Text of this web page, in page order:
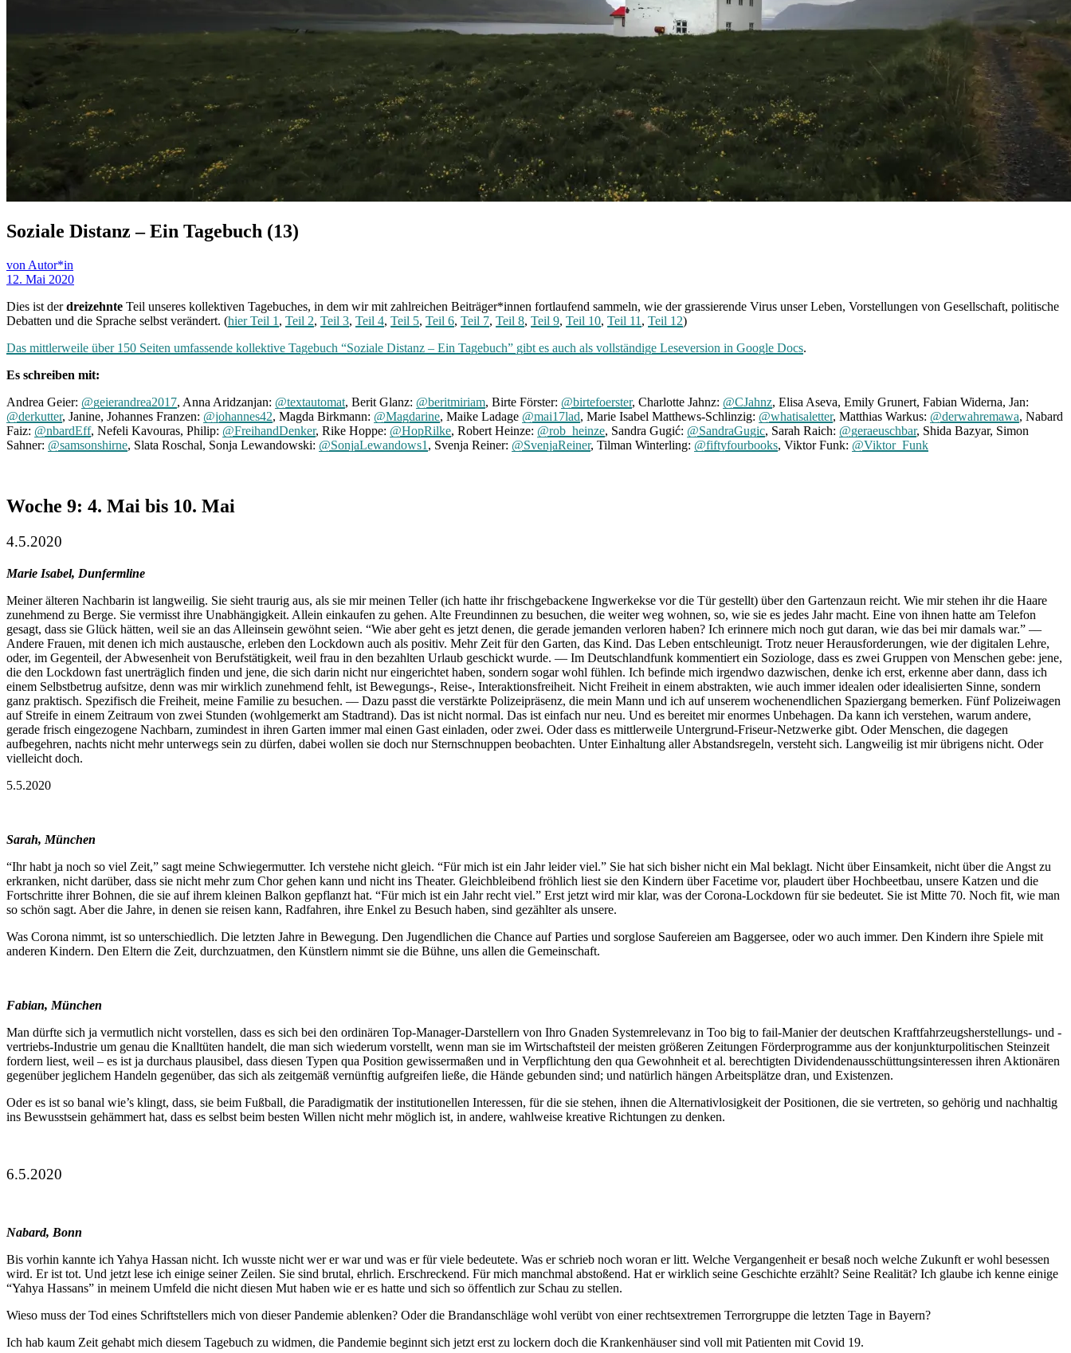
Soziale Distanz – Ein Tagebuch (13)
von Autor*in
12. Mai 2020
Dies ist derdreizehnte Teil unseres kollektiven Tagebuches, in dem wir mit zahlreichen Beiträger*innen fortlaufend sammeln, wie der grassierende Virus unser Leben, Vorstellungen von Gesellschaft, politische
Debatten und die Sprache selbst verändert. (hier Teil 1 , Teil 2, Teil 3, Teil 4, Teil 5, Teil 6, Teil 7, Teil 8, Teil 9, Teil 10, Teil 11 , Teil 12)
Das mittlerweile über 150 Seiten umfassende kollektive Tagebuch “Soziale Distanz – Ein Tagebuch” gibt es auch als vollständige Leseversion in Google Docs.
Es schreiben mit:
Andrea Geier: @geierandrea2017, Anna Aridzanjan: @textautomat, Berit Glanz: @beritmiriam, Birte Förster: @birtefoerster, Charlotte Jahnz: @CJahnz, Elisa Aseva, Emily Grunert, Fabian Widerna, Jan:
@derkutter, Janine, Johannes Franzen: @johannes42, Magda Birkmann: @Magdarine, Maike Ladage @mai17lad, Marie Isabel Matthews-Schlinzig: @whatisaletter, Matthias Warkus: @derwahremawa, Nabard
Faiz: @nbardEff, Nefeli Kavouras, Philip: @FreihandDenker, Rike Hoppe: @HopRilke, Robert Heinze: @rob_heinze, Sandra Gugić: @SandraGugic, Sarah Raich: @geraeuschbar, Shida Bazyar, Simon
Sahner: @samsonshirne, Slata Roschal, Sonja Lewandowski: @SonjaLewandows1 , Svenja Reiner: @SvenjaReiner, Tilman Winterling: @fiftyfourbooks, Viktor Funk: @Viktor_Funk
Woche 9: 4. Mai bis 10. Mai
4.5.2020
Marie Isabel, Dunfermline
Meiner älteren Nachbarin ist langweilig. Sie sieht traurig aus, als sie mir meinen Teller (ich hatte ihr frischgebackene Ingwerkekse vor die Tür gestellt) über den Gartenzaun reicht. Wie mir stehen ihr die Haare
zunehmend zu Berge. Sie vermisst ihre Unabhängigkeit. Allein einkaufen zu gehen. Alte Freundinnen zu besuchen, die weiter weg wohnen, so, wie sie es jedes Jahr macht. Eine von ihnen hatte am Telefon
gesagt, dass sie Glück hätten, weil sie an das Alleinsein gewöhnt seien. “Wie aber geht es jetzt denen, die gerade jemanden verloren haben? Ich erinnere mich noch gut daran, wie das bei mir damals war.” ––
Andere Frauen, mit denen ich mich austausche, erleben den Lockdown auch als positiv. Mehr Zeit für den Garten, das Kind. Das Leben entschleunigt. Trotz neuer Herausforderungen, wie der digitalen Lehre,
oder, im Gegenteil, der Abwesenheit von Berufstätigkeit, weil frau in den bezahlten Urlaub geschickt wurde. –– Im Deutschlandfunk kommentiert ein Soziologe, dass es zwei Gruppen von Menschen gebe: jene,
die den Lockdown fast unerträglich finden und jene, die sich darin nicht nur eingerichtet haben, sondern sogar wohl fühlen. Ich befinde mich irgendwo dazwischen, denke ich erst, erkenne aber dann, dass ich
einem Selbstbetrug aufsitze, denn was mir wirklich zunehmend fehlt, ist Bewegungs-, Reise-, Interaktionsfreiheit. Nicht Freiheit in einem abstrakten, wie auch immer idealen oder idealisierten Sinne, sondern
ganz praktisch. Spezifisch die Freiheit, meine Familie zu besuchen. –– Dazu passt die verstärkte Polizeipräsenz, die mein Mann und ich auf unserem wochenendlichen Spaziergang bemerken. Fünf Polizeiwagen
auf Streife in einem Zeitraum von zwei Stunden (wohlgemerkt am Stadtrand). Das ist nicht normal. Das ist einfach nur neu. Und es bereitet mir enormes Unbehagen. Da kann ich verstehen, warum andere,
gerade frisch eingezogene Nachbarn, zumindest in ihren Garten immer mal einen Gast einladen, oder zwei. Oder dass es mittlerweile Untergrund-Friseur-Netzwerke gibt. Oder Menschen, die dagegen
aufbegehren, nachts nicht mehr unterwegs sein zu dürfen, dabei wollen sie doch nur Sternschnuppen beobachten. Unter Einhaltung aller Abstandsregeln, versteht sich. Langweilig ist mir übrigens nicht. Oder
vielleicht doch.
5.5.2020
Sarah, München
“Ihr habt ja noch so viel Zeit,” sagt meine Schwiegermutter. Ich verstehe nicht gleich. “Für mich ist ein Jahr leider viel.” Sie hat sich bisher nicht ein Mal beklagt. Nicht über Einsamkeit, nicht über die Angst zu
erkranken, nicht darüber, dass sie nicht mehr zum Chor gehen kann und nicht ins Theater. Gleichbleibend fröhlich liest sie den Kindern über Facetime vor, plaudert über Hochbeetbau, unsere Katzen und die
Fortschritte ihrer Bohnen, die sie auf ihrem kleinen Balkon gepflanzt hat. “Für mich ist ein Jahr recht viel.” Erst jetzt wird mir klar, was der Corona-Lockdown für sie bedeutet. Sie ist Mitte 70. Noch fit, wie man
so schön sagt. Aber die Jahre, in denen sie reisen kann, Radfahren, ihre Enkel zu Besuch haben, sind gezählter als unsere.
Was Corona nimmt, ist so unterschiedlich. Die letzten Jahre in Bewegung. Den Jugendlichen die Chance auf Parties und sorglose Saufereien am Baggersee, oder wo auch immer. Den Kindern ihre Spiele mit
anderen Kindern. Den Eltern die Zeit, durchzuatmen, den Künstlern nimmt sie die Bühne, uns allen die Gemeinschaft.
Fabian, München
Man dürfte sich ja vermutlich nicht vorstellen, dass es sich bei den ordinären Top-Manager-Darstellern von Ihro Gnaden Systemrelevanz in Too big to fail-Manier der deutschen Kraftfahrzeugsherstellungs- und -
vertriebs-Industrie um genau die Knalltüten handelt, die man sich wiederum vorstellt, wenn man sie im Wirtschaftsteil der meisten größeren Zeitungen Förderprogramme aus der konjunkturpolitischen Steinzeit
fordern liest, weil – es ist ja durchaus plausibel, dass diesen Typen qua Position gewissermaßen und in Verpflichtung den qua Gewohnheit et al. berechtigten Dividendenausschüttungsinteressen ihren Aktionären
gegenüber jeglichem Handeln gegenüber, das sich als zeitgemäß vernünftig aufgreifen ließe, die Hände gebunden sind; und natürlich hängen Arbeitsplätze dran, und Existenzen.
Oder es ist so banal wie’s klingt, dass, sie beim Fußball, die Paradigmatik der institutionellen Interessen, für die sie stehen, ihnen die Alternativlosigkeit der Positionen, die sie vertreten, so gehörig und nachhaltig
ins Bewusstsein gehämmert hat, dass es selbst beim besten Willen nicht mehr möglich ist, in andere, wahlweise kreative Richtungen zu denken.
6.5.2020
Nabard, Bonn
Bis vorhin kannte ich Yahya Hassan nicht. Ich wusste nicht wer er war und was er für viele bedeutete. Was er schrieb noch woran er litt. Welche Vergangenheit er besaß noch welche Zukunft er wohl besessen
wird. Er ist tot. Und jetzt lese ich einige seiner Zeilen. Sie sind brutal, ehrlich. Erschreckend. Für mich manchmal abstoßend. Hat er wirklich seine Geschichte erzählt? Seine Realität? Ich glaube ich kenne einige
“Yahya Hassans” in meinem Umfeld die nicht diesen Mut haben wie er es hatte und sich so öffentlich zur Schau zu stellen.
Wieso muss der Tod eines Schriftstellers mich von dieser Pandemie ablenken? Oder die Brandanschläge wohl verübt von einer rechtsextremen Terrorgruppe die letzten Tage in Bayern?
Ich hab kaum Zeit gehabt mich diesem Tagebuch zu widmen, die Pandemie beginnt sich jetzt erst zu lockern doch die Krankenhäuser sind voll mit Patienten mit Covid 19.